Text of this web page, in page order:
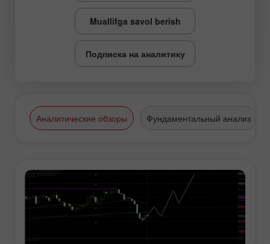
Muallifga savol berish
Подписка на аналитику
Аналитические обзоры Фундаментальный анализ